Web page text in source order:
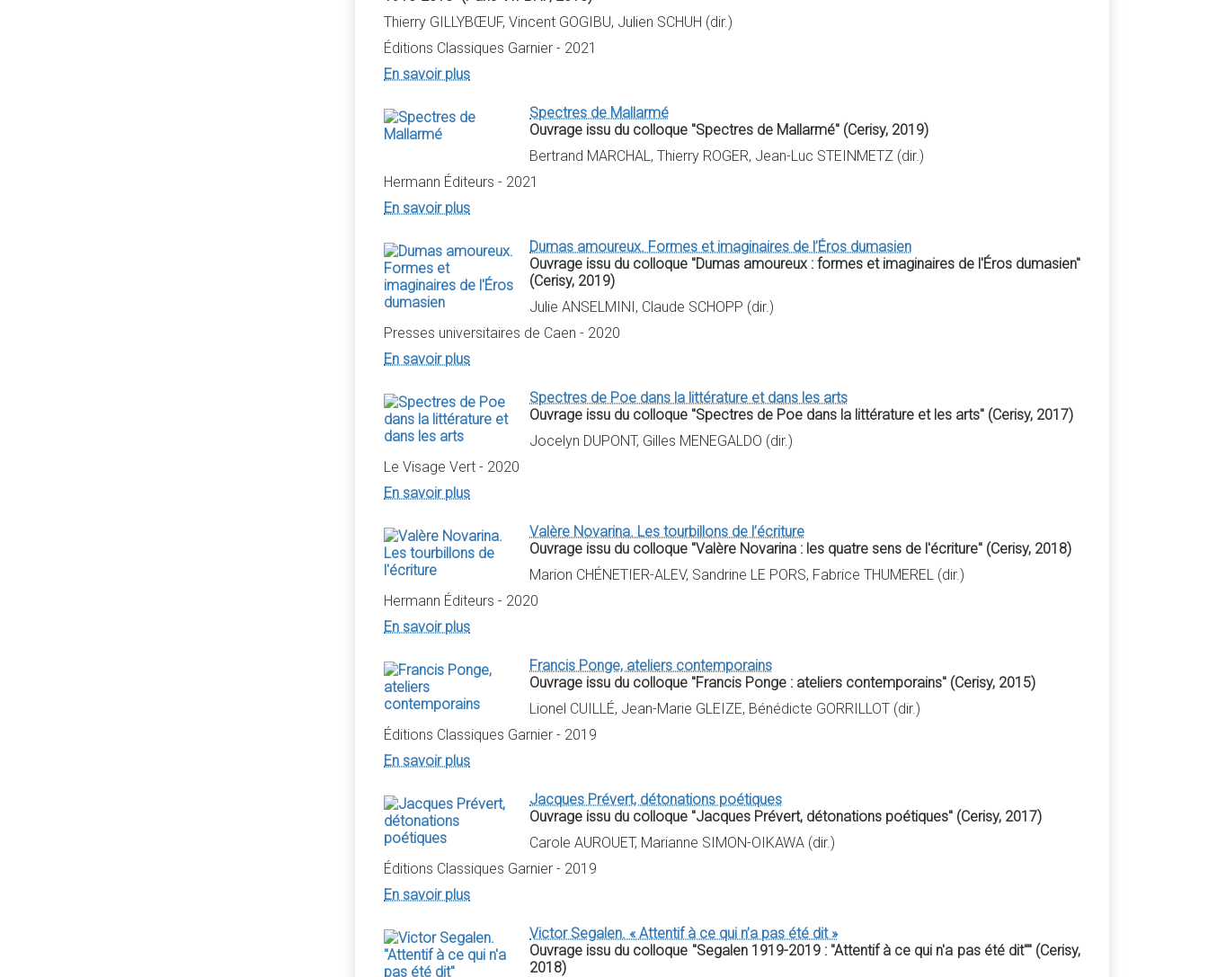
Thierry GILLYBŒUF, Vincent GOGIBU, Julien SCHUH (dir.)
Éditions Classiques Garnier - 2021
En savoir plus
Spectres de Mallarmé
Ouvrage issu du colloque "Spectres de Mallarmé" (Cerisy, 2019)
Bertrand MARCHAL, Thierry ROGER, Jean-Luc STEINMETZ (dir.)
Hermann Éditeurs - 2021
En savoir plus
Dumas amoureux. Formes et imaginaires de l’Éros dumasien
Ouvrage issu du colloque "Dumas amoureux : formes et imaginaires de l'Éros dumasien"
(Cerisy, 2019)
Julie ANSELMINI, Claude SCHOPP (dir.)
Presses universitaires de Caen - 2020
En savoir plus
Spectres de Poe dans la littérature et dans les arts
Ouvrage issu du colloque "Spectres de Poe dans la littérature et les arts" (Cerisy, 2017)
Jocelyn DUPONT, Gilles MENEGALDO (dir.)
Le Visage Vert - 2020
En savoir plus
Valère Novarina. Les tourbillons de l’écriture
Ouvrage issu du colloque "Valère Novarina : les quatre sens de l'écriture" (Cerisy, 2018)
Marion CHÉNETIER-ALEV, Sandrine LE PORS, Fabrice THUMEREL (dir.)
Hermann Éditeurs - 2020
En savoir plus
Francis Ponge, ateliers contemporains
Ouvrage issu du colloque "Francis Ponge : ateliers contemporains" (Cerisy, 2015)
Lionel CUILLÉ, Jean-Marie GLEIZE, Bénédicte GORRILLOT (dir.)
Éditions Classiques Garnier - 2019
En savoir plus
Jacques Prévert, détonations poétiques
Ouvrage issu du colloque "Jacques Prévert, détonations poétiques" (Cerisy, 2017)
Carole AUROUET, Marianne SIMON-OIKAWA (dir.)
Éditions Classiques Garnier - 2019
En savoir plus
Victor Segalen. « Attentif à ce qui n’a pas été dit »
Ouvrage issu du colloque "Segalen 1919-2019 : "Attentif à ce qui n'a pas été dit"" (Cerisy,
2018)